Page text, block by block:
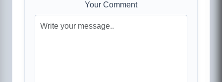
Your Comment